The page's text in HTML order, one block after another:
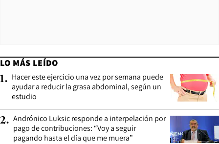
LO MÁS LEÍDO
1. Hacer este ejercicio una vez por semana puede
ayudar a reducir la grasa abdominal, según un
estudio
2. Andrónico Luksic responde a interpelación por
pago de contribuciones: “Voy a seguir
pagando hasta el día que me muera”